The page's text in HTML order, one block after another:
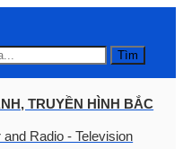
Tìm
TRUYỀN HÌNH BẮC
Radio - Television